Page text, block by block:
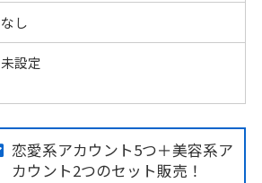
なし
未設定
恋愛系アカウント5つ＋美容系ア
カウント2つのセット販売！